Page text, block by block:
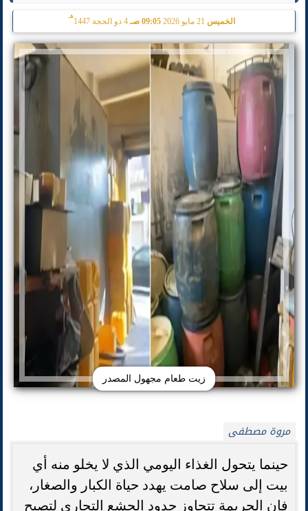
الخميس 09:05 صـ 4 ذو الحجة 1447
هـ
زيت طعام مجهول المصدر
مروة مصطفى
حينما يتحول الغذاء اليومي الذي لا يخلو منه أي
بيت إلى سلاح صامت يهدد حياة الكبار والصغار،
فإن الجريمة تتجاوز حدود الجشع التجاري لتصبح